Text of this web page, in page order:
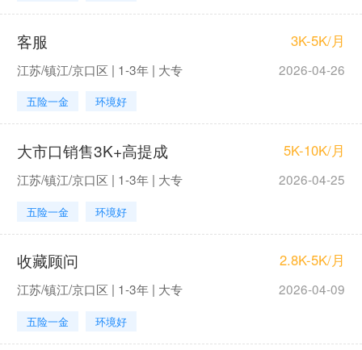
客服 3K-5K/月
江苏/镇江/京口区 | 1-3年 | 大专 2026-04-26
五险一金 环境好
大市口销售3K+高提成 5K-10K/月
江苏/镇江/京口区 | 1-3年 | 大专 2026-04-25
五险一金 环境好
收藏顾问 2.8K-5K/月
江苏/镇江/京口区 | 1-3年 | 大专 2026-04-09
五险一金 环境好